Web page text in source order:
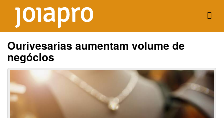
Ourivesarias aumentam volume de
negócios